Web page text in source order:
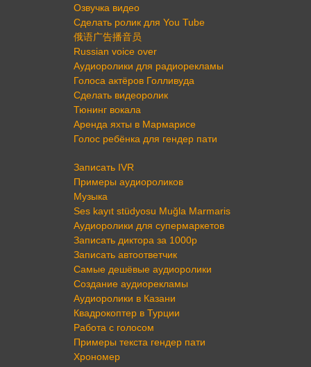
Озвучка видео
Сделать ролик для You Tube
俄语广告播音员
Russian voice over
Аудиоролики для радиорекламы
Голоса актёров Голливуда
Сделать видеоролик
Тюнинг вокала
Аренда яхты в Мармарисе
Голос ребёнка для гендер пати
Записать IVR
Примеры аудиороликов
Музыка
Ses kayıt stüdyosu Muğla Marmaris
Аудиоролики для супермаркетов
Записать диктора за 1000р
Записать автоответчик
Самые дешёвые аудиоролики
Создание аудиорекламы
Аудиоролики в Казани
Квадрокоптер в Турции
Работа с голосом
Примеры текста гендер пати
Хрономер